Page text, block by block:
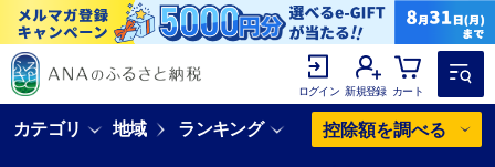
ログイン 新規登録 カート
カテゴリ 地域 ランキング 控除額を調べる